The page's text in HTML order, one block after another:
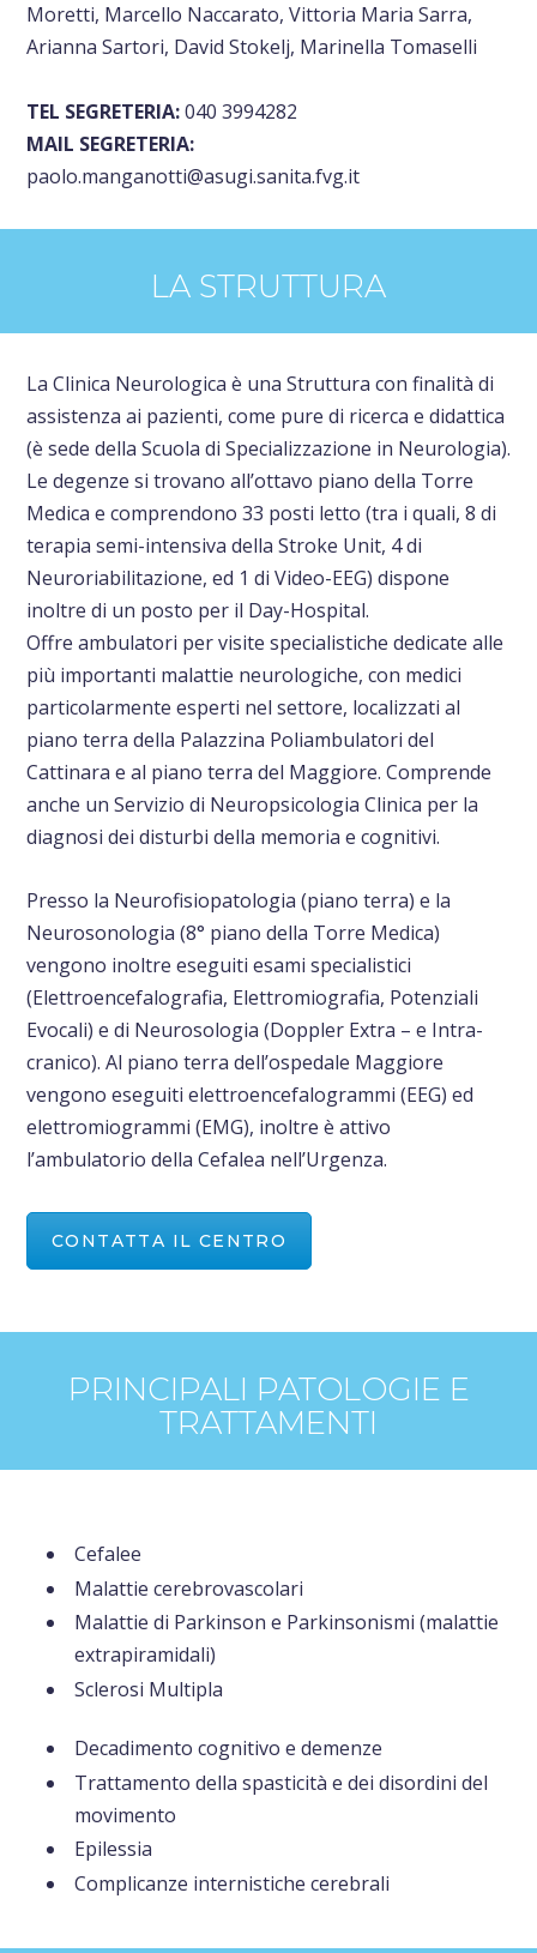
Moretti, Marcello Naccarato, Vittoria Maria Sarra,
Arianna Sartori, David Stokelj, Marinella Tomaselli
TEL SEGRETERIA:040 3994282
MAIL SEGRETERIA:
paolo.manganotti@asugi.sanita.fvg.it
LA STRUTTURA
La Clinica Neurologica è una Struttura con finalità di
assistenza ai pazienti, come pure di ricerca e didattica
(è sede della Scuola di Specializzazione in Neurologia).
Le degenze si trovano all’ottavo piano della Torre
Medica e comprendono 33 posti letto (tra i quali, 8 di
terapia semi-intensiva della Stroke Unit, 4 di
Neuroriabilitazione, ed 1 di Video-EEG) dispone
inoltre di un posto per il Day-Hospital.
Offre ambulatori per visite specialistiche dedicate alle
più importanti malattie neurologiche, con medici
particolarmente esperti nel settore, localizzati al
piano terra della Palazzina Poliambulatori del
Cattinara e al piano terra del Maggiore. Comprende
anche un Servizio di Neuropsicologia Clinica per la
diagnosi dei disturbi della memoria e cognitivi.
Presso la Neurofisiopatologia (piano terra) e la
Neurosonologia (8° piano della Torre Medica)
vengono inoltre eseguiti esami specialistici
(Elettroencefalografia, Elettromiografia, Potenziali
Evocali) e di Neurosologia (Doppler Extra – e Intra-
cranico). Al piano terra dell’ospedale Maggiore
vengono eseguiti elettroencefalogrammi (EEG) ed
elettromiogrammi (EMG), inoltre è attivo
l’ambulatorio della Cefalea nell’Urgenza.
CONTATTA IL CENTRO
PRINCIPALI PATOLOGIE E
TRATTAMENTI
Cefalee
Malattie cerebrovascolari
Malattie di Parkinson e Parkinsonismi (malattie
extrapiramidali)
Sclerosi Multipla
Decadimento cognitivo e demenze
Trattamento della spasticità e dei disordini del
movimento
Epilessia
Complicanze internistiche cerebrali